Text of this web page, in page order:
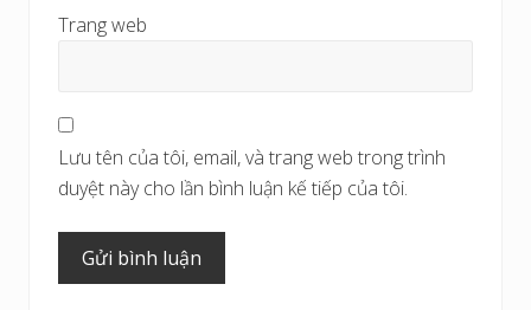
Trang web
Lưu tên của tôi, email, và trang web trong trình
duyệt này cho lần bình luận kế tiếp của tôi.